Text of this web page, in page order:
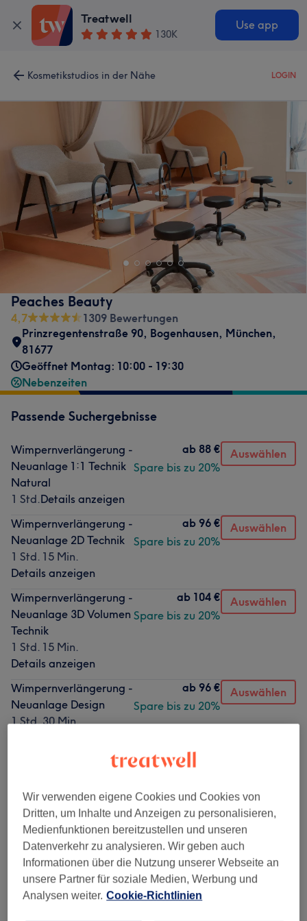
Treatwell
130K
Use app
Kosmetikstudios in der Nähe LOGIN
Peaches Beauty
4,7
1309 Bewertungen
Prinzregentenstraße 90, Bogenhausen, München,
81677
Geöffnet Montag: 10:00 - 19:30
Nebenzeiten
Passende Suchergebnisse
Wimpernverlängerung -
Neuanlage 1:1 Technik
Natural
1 Std.Details anzeigen
ab 88 €
Spare bis zu 20%
Auswählen
Wimpernverlängerung -
Neuanlage 2D Technik
1 Std. 15 Min.
Details anzeigen
ab 96 €
Spare bis zu 20%
Auswählen
Wimpernverlängerung -
Neuanlage 3D Volumen
Technik
1 Std. 15 Min.
Details anzeigen
ab 104 €
Spare bis zu 20%
Auswählen
Wimpernverlängerung -
Neuanlage Design
1 Std. 30 Min.
ab 96 €
Spare bis zu 20%
Auswählen
Wimpernverlängerung -
Technik
1 Std. 30 Min.
Details anzeigen
ab
5 weitere passende Services anzeigen...
Nicht gefunden wonach du gesucht hast?
Wir verwenden eigene Cookies und Cookies von
Dritten, um Inhalte und Anzeigen zu personalisieren,
Medienfunktionen bereitzustellen und unseren
Datenverkehr zu analysieren. Wir geben auch
Informationen über die Nutzung unserer Webseite an
unsere Partner für soziale Medien, Werbung und
Analysen weiter. Cookie-Richtlinien